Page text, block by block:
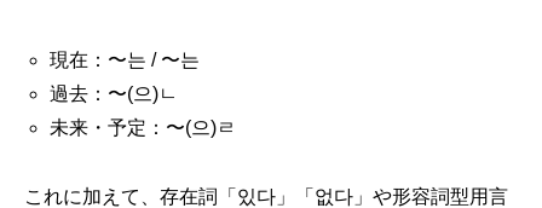
現在：〜는 / 〜는
過去：〜(으)ㄴ
未来・予定：〜(으)ㄹ
これに加えて、存在詞「있다」「없다」や形容詞型用言